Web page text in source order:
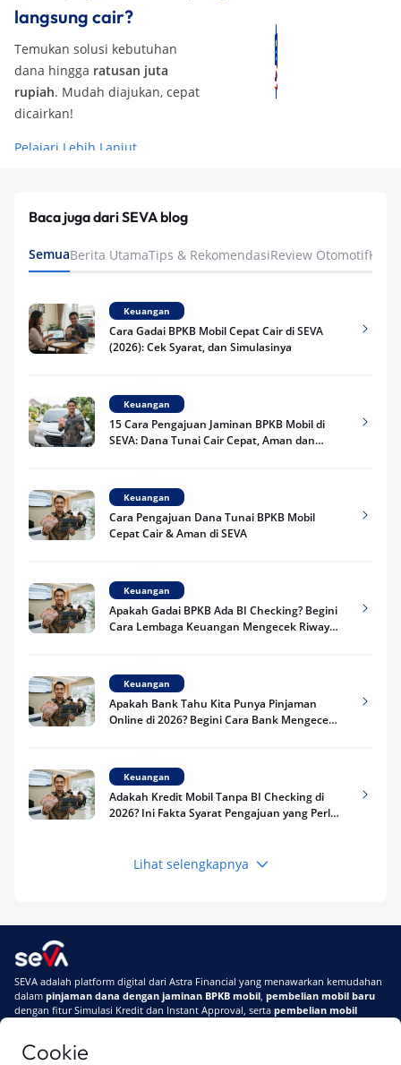
Cookie
langsung cair?
Temukan solusi kebutuhan
dana hingga ratusan juta
rupiah. Mudah diajukan, cepat
dicairkan!
Pelajari Lebih Lanjut
Baca juga dari SEVA blog
SemuaBerita UtamaTips & RekomendasiReview Otomotif
Keuangan
Cara Gadai BPKB Mobil Cepat Cair di SEVA
(2026): Cek Syarat, dan Simulasinya
Keuangan
15 Cara Pengajuan Jaminan BPKB Mobil di
SEVA: Dana Tunai Cair Cepat, Aman dan
Keuangan
Cara Pengajuan Dana Tunai BPKB Mobil
Cepat Cair & Aman di SEVA
Keuangan
Apakah Gadai BPKB Ada BI Checking? Begini
Cara Lembaga Keuangan Mengecek Riwayat
Keuangan
Apakah Bank Tahu Kita Punya Pinjaman
Online di 2026? Begini Cara Bank Mengecek
Keuangan
Adakah Kredit Mobil Tanpa BI Checking di
2026? Ini Fakta Syarat Pengajuan yang Perlu
Keuangan
Terpercaya
Telat Bayar Pinjol 2 Hari, Apakah Langsung
Masuk BI Checking? Simak Peraturan
Terbarunya di 2026
Lihat selengkapnya
SEVA adalah platform digital dari Astra Financial yang menawarkan kemudahan
dalam pinjaman dana dengan jaminan BPKB mobil, pembelian mobil baru
dengan fitur Simulasi Kredit dan Instant Approval, serta pembelian mobil
Di SEVA #UrusanMobilSegampangItu